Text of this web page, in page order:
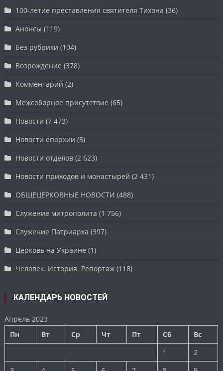
100-летие преставления святителя Тихона (36)
Анонсы (119)
Без рубрики (104)
Возрождение (378)
Комментарий (2)
Межсоборное присутствие (65)
Новости (7 473)
Новости епархии (5)
Новости отделов (2 623)
Новости приходов и монастырей (2 431)
ОБЩЕЦЕРКОВНЫЕ НОВОСТИ (488)
Служение митрополита (1 756)
Служение Патриарха (397)
Церковь на Украине (1)
Человек. История. Репортаж (118)
КАЛЕНДАРЬ НОВОСТЕЙ
Апрель 2023
Пн
Вт Ср Чт Пт Сб
Вс
1
2